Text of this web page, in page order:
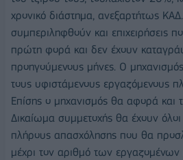
χρονικό διάστημα, ανεξαρτήτως
συμπεριληφθούν και επιχειρήσεις
πρώτη φορά και δεν έχουν
προηγούμενους μήνες. Ο
τους υφιστάμενους εργαζόμενους
Επίσης ο μηχανισμός θα αφορά και
Δικαίωμα συμμετοχής θα έχουν όλοι
πλήρους απασχόλησης που θα
μέχρι τον αριθμό των